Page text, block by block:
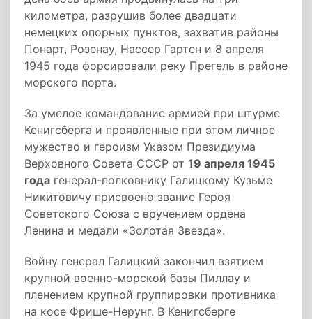
километра, разрушив более двадцати
немецких опорных пунктов, захватив районы
Понарт, Розенау, Нассер Гартен и 8 апреля
1945 года форсировали реку Прегель в районе
морского порта.
За умелое командование армией при штурме
Кенигсберга и проявленные при этом личное
мужество и героизм Указом Президиума
Верховного Совета СССР от 19 апреля 1945
года генерал-полковнику Галицкому Кузьме
Никитовичу присвоено звание Героя
Советского Союза с вручением ордена
Ленина и медали «Золотая Звезда».
Войну генерал Галицкий закончил взятием
крупной военно-морской базы Пиллау и
пленением крупной группировки противника
на косе Фрише-Нерунг. В Кенигсберге